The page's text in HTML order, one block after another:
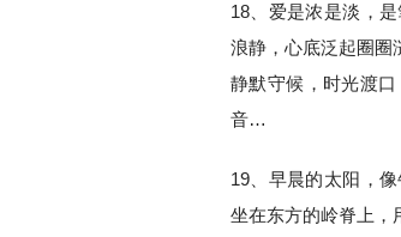
18、爱是浓是淡，
浪静，心底泛起圈圈
静默守候，时光渡
音…
19、早晨的太阳，
坐在东方的岭脊上，